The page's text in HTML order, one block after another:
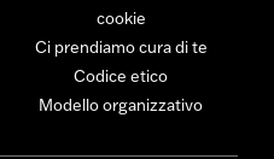
cookie
Ci prendiamo cura di te
Codice etico
Modello organizzativo